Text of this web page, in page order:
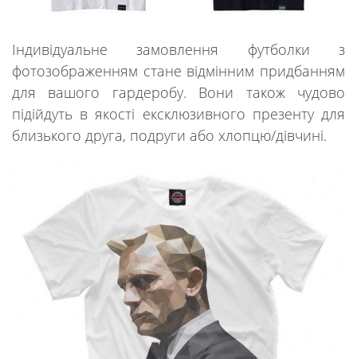
Індивідуальне замовлення футболки з
фотозображенням стане відмінним придбанням
для вашого гардеробу. Вони також чудово
підійдуть в якості ексклюзивного презенту для
близького друга, подруги або хлопцю/дівчині.